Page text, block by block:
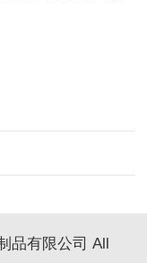
品有限公司 All